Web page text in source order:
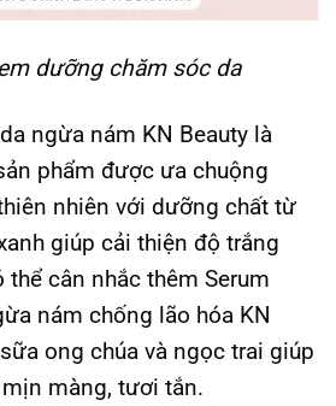
dưỡng chăm sóc da
ngừa nám KN Beauty là
phẩm được ưa chuộng
nhiên với dưỡng chất từ
giúp cải thiện độ trắng
thể cân nhắc thêm Serum
nám chống lão hóa KN
ong chúa và ngọc trai giúp
màng, tươi tắn.